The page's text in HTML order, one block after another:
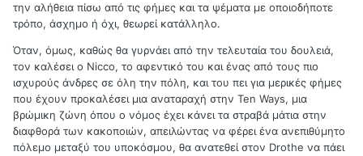
την αλήθεια πίσω από τις φήμες και τα ψέματα με οποιοδήποτε
τρόπο, άσχημο ή όχι, θεωρεί κατάλληλο.
Όταν, όμως, καθώς θα γυρνάει από την τελευταία του δουλειά,
τον καλέσει ο Nicco, το αφεντικό του και ένας από τους πιο
ισχυρούς άνδρες σε όλη την πόλη, και του πει για μερικές φήμες
που έχουν προκαλέσει μια αναταραχή στην Ten Ways, μια
βρώμικη ζώνη όπου ο νόμος έχει κάνει τα στραβά μάτια στην
διαφθορά των κακοποιών, απειλώντας να φέρει ένα ανεπιθύμητο
πόλεμο μεταξύ του υποκόσμου, θα ανατεθεί στον Drothe να πάει